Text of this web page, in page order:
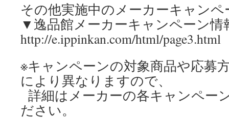
その他実施中のメーカーキャン
▼逸品館メーカーキャンペーン情
http://e.ippinkan.com/html/page3.html
※キャンペーンの対象商品や応募
により異なりますので、
詳細はメーカーの各キャンペー
ださい。